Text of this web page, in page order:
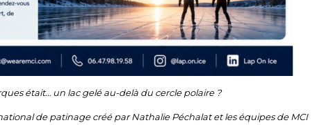
était… un lac gelé au-delà du cercle polaire ?
de patinage créé par Nathalie Péchalat et les équipes de MCI